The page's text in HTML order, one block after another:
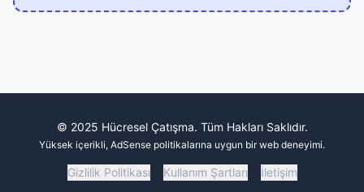
© 2025 Hücresel Çatışma. Tüm Hakları Saklıdır.
Yüksek içerikli, AdSense politikalarına uygun bir web deneyimi.
Gizlilik Politikası Kullanım Şartları İletişim